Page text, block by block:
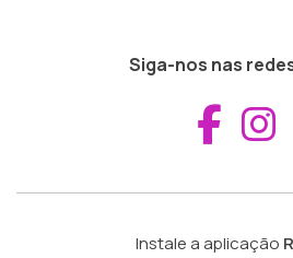
Siga-nos nas
Instale a aplicação